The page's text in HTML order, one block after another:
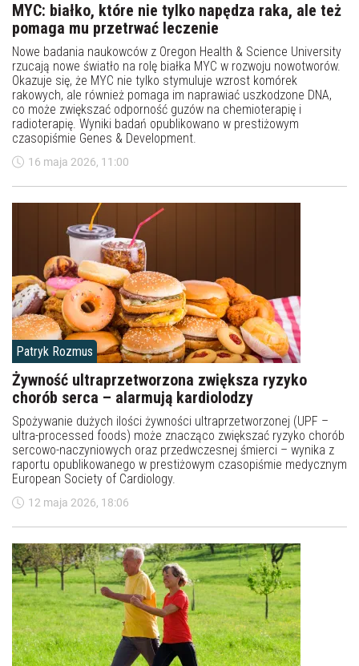
MYC: białko, które nie tylko napędza raka, ale też
pomaga mu przetrwać leczenie
Nowe badania naukowców z Oregon Health & Science University
rzucają nowe światło na rolę białka MYC w rozwoju nowotworów.
Okazuje się, że MYC nie tylko stymuluje wzrost komórek
rakowych, ale również pomaga im naprawiać uszkodzone DNA,
co może zwiększać odporność guzów na chemioterapię i
radioterapię. Wyniki badań opublikowano w prestiżowym
czasopiśmie Genes & Development.
16 maja 2026, 11:00
Patryk Rozmus
Żywność ultraprzetworzona zwiększa ryzyko
chorób serca – alarmują kardiolodzy
Spożywanie dużych ilości żywności ultraprzetworzonej (UPF –
ultra-processed foods) może znacząco zwiększać ryzyko chorób
sercowo-naczyniowych oraz przedwczesnej śmierci – wynika z
raportu opublikowanego w prestiżowym czasopiśmie medycznym
European Society of Cardiology.
12 maja 2026, 18:06